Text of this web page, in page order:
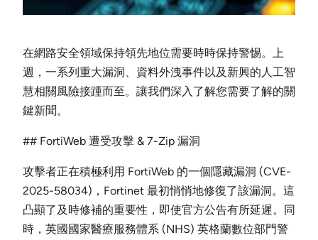
在網路安全領域保持領先地位需要時時保持警惕。上
週，一系列重大漏洞、資料外洩事件以及新興的人工智
慧相關風險接踵而至。讓我們深入了解您需要了解的關
鍵新聞。
## FortiWeb 遭受攻擊 & 7-Zip 漏洞
攻擊者正在積極利用 FortiWeb 的一個隱藏漏洞 (CVE-
2025-58034)，Fortinet 最初悄悄地修復了該漏洞。這
凸顯了及時修補的重要性，即使官方公告有所延遲。同
時，英國國家醫療服務體系 (NHS) 英格蘭數位部門警